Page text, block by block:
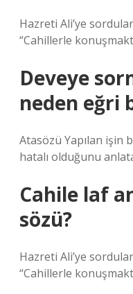
Hazreti Ali’ye
“Cahillerle
Deveye
neden eğri
Atasözü Yapılan işin
hatalı olduğunu
Cahile laf
sözü?
Hazreti Ali’ye
“Cahillerle